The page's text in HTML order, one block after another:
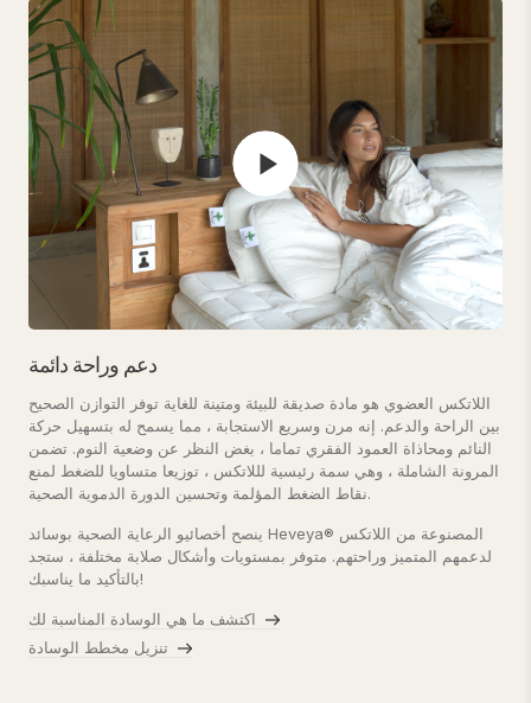
دعم وراحة دائمة
اللاتكس العضوي هو مادة صديقة للبيئة ومتينة للغاية توفر التوازن الصحيح
بين الراحة والدعم. إنه مرن وسريع الاستجابة ، مما يسمح له بتسهيل حركة
النائم ومحاذاة العمود الفقري تماما ، بغض النظر عن وضعية النوم. تضمن
المرونة الشاملة ، وهي سمة رئيسية لللاتكس ، توزيعا متساويا للضغط لمنع
نقاط الضغط المؤلمة وتحسين الدورة الدموية الصحية.
ينصح أخصائيو الرعاية الصحية بوسائد Heveya® المصنوعة من اللاتكس
لدعمهم المتميز وراحتهم. متوفر بمستويات وأشكال صلابة مختلفة ، ستجد
بالتأكيد ما يناسبك!
اكتشف ما هي الوسادة المناسبة لك
تنزيل مخطط الوسادة